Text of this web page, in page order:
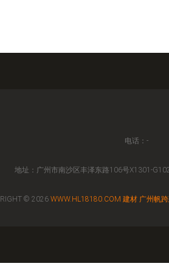
电话：-
地址：广州市南沙区丰泽东路106号X1301-
© 2026 WWW.HL18180.COM 建材 广州帆